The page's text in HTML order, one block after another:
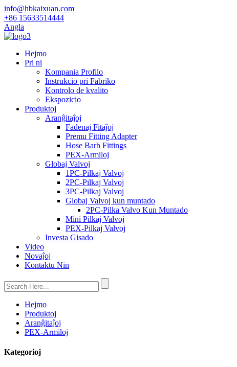
info@hbkaixuan.com
+86 15633514444
Angla
Hejmo
Pri ni
Kompania Profilo
Instrukcio pri Fabriko
Kontrolo de kvalito
Ekspozicio
Produktoj
Aranĝitaĵoj
Fadenaj Fitaĵoj
Premu Fitting Adapter
Hose Barb Fittings
PEX-Armiloj
Globaj Valvoj
1PC-Pilkaj Valvoj
2PC-Pilkaj Valvoj
3PC-Pilkaj Valvoj
Globaj Valvoj kun muntado
2PC-Pilka Valvo Kun Muntado
Mini Pilkaj Valvoj
PEX-Pilkaj Valvoj
Investa Gisado
Video
Novaĵoj
Kontaktu Nin
Hejmo
Produktoj
Aranĝitaĵoj
PEX-Armiloj
Kategorioj